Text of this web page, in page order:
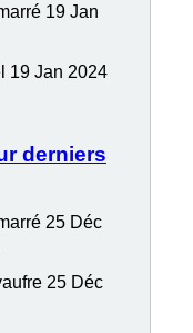
19 Jan
19 Jan 2024
derniers
25 Déc
25 Déc